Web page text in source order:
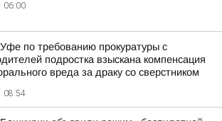
06:00
по требованию прокуратуры с
подростка взыскана компенсация
вреда за драку со сверстником
08:54